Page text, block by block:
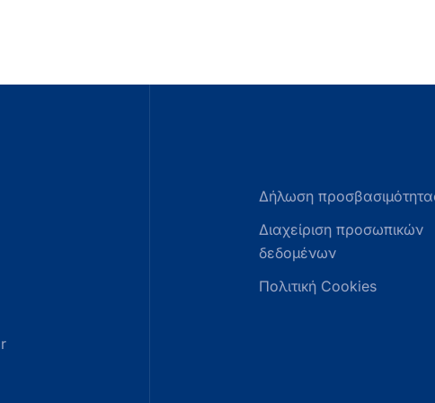
Δήλωση
Διαχείριση προσωπικών
δεδομένων
Πολιτική Cookies